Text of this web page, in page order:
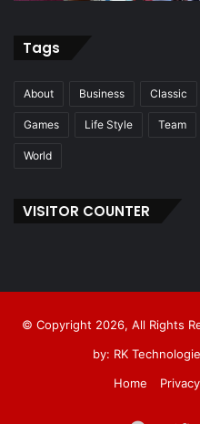
Tags
About Business Classic
Games Life Style Team
World
VISITOR COUNTER
© Copyright 2026, All Rights
by: RK
Home